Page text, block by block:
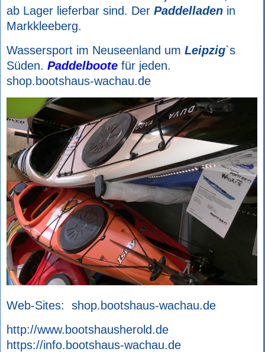
ab Lager lieferbar sind. Der Paddelladenin
Markkleeberg.
Wassersport im Neuseenland um Leipzig`s
Süden. Paddelbootefür jeden.
shop.bootshaus-wachau.de
Web-Sites:
shop.bootshaus-wachau.de
http://www.bootshausherold.de
https://info.bootshaus-wachau.de